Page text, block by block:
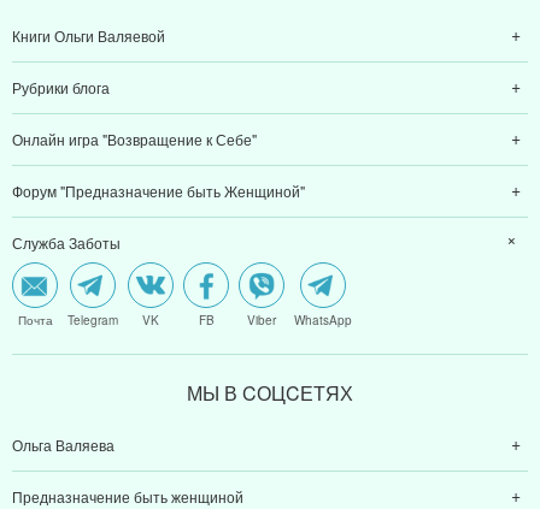
Книги Ольги Валяевой
Рубрики блога
Онлайн игра "Возвращение к Себе"
Форум "Предназначение быть Женщиной"
Служба Заботы
Почта Telegram VK FB Viber WhatsApp
МЫ В CОЦCЕТЯХ
Ольга Валяева
Предназначение быть женщиной